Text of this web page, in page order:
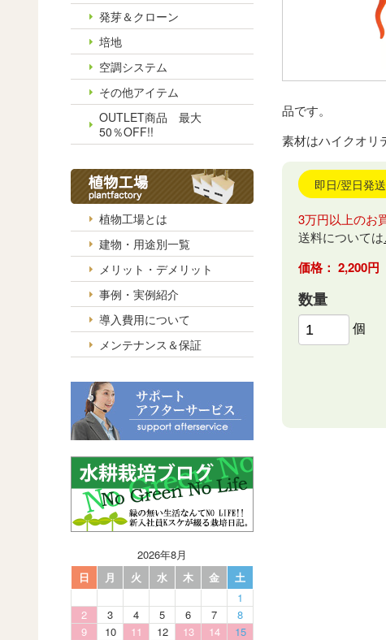
発芽＆クローン
培地
空調システム
その他アイテム
OUTLET商品 最大
50％OFF!!
植物工場とは
建物・用途別一覧
メリット・デメリット
事例・実例紹介
導入費用について
メンテナンス＆保証
2026年8月
日
月 火 水 木 金
土
1
2
3 4 5 6 7
8
9
10 11 12 13 14
15
品です。
素材はハイクオリ
即日/翌日発送
3万円以上のお
送料については
2,200円
数量
個